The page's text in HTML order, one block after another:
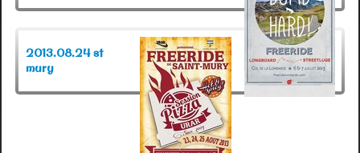
2013.08.24 st
mury